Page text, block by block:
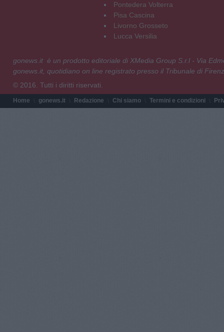
Pontedera Volterra
Pisa Cascina
Livorno Grosseto
Lucca Versilia
gonews.it è un prodotto editoriale di XMedia Group S.r.l - Via
gonews.it, quotidiano on line registrato presso il Tribunale di
© 2016. Tutti i diritti riservati.
Home gonews.it Redazione Chi siamo Termini e condizioni